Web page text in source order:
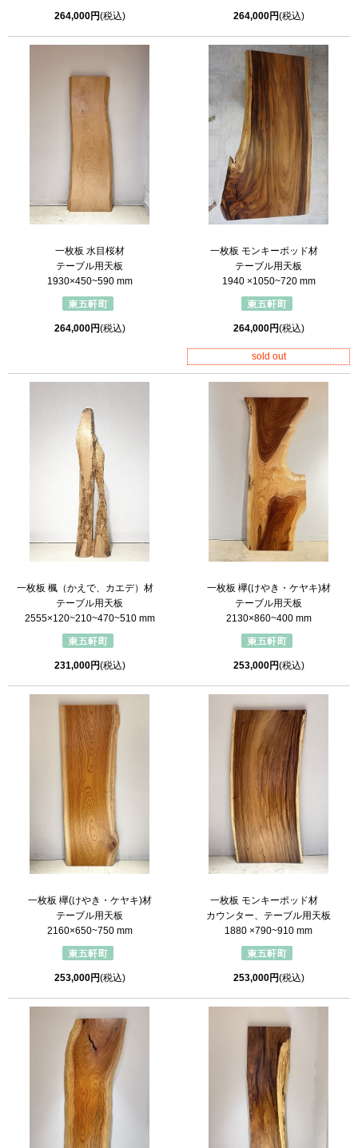
264,000円(税込) 264,000円(税込)
一枚板 水目桜材
テーブル用天板
1930×450~590 mm
264,000円(税込)
一枚板 モンキーポッド材
テーブル用天板
1940 ×1050~720 mm
264,000円(税込)
sold out
一枚板 楓（かえで、カエデ）材
テーブル用天板
2555×120~210~470~510 mm
231,000円(税込)
一枚板 欅(けやき・ケヤキ)材
テーブル用天板
2130×860~400 mm
253,000円(税込)
一枚板 欅(けやき・ケヤキ)材
テーブル用天板
2160×650~750 mm
253,000円(税込)
一枚板 モンキーポッド材
カウンター、テーブル用天板
1880 ×790~910 mm
253,000円(税込)